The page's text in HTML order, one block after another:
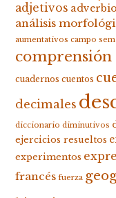
adjetivos adverbio
análisis
aumentativos campo
cuadernos cuentos
decimales
diccionario diminutivos
ejercicios resueltos
experimentos
francés fuerza